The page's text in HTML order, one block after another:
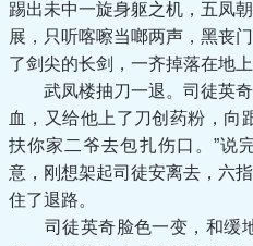
踢出未中一旋身躯之机，五凤
展，只听喀嚓当啷两声，黑丧
了剑尖的长剑，一齐掉落在地上
武凤楼抽刀一退。司徒英奇
血，又给他上了刀创药粉，向
扶你家二爷去包扎伤口。”说
意，刚想架起司徒安离去，六
住了退路。
司徒英奇脸色一变，和缓地